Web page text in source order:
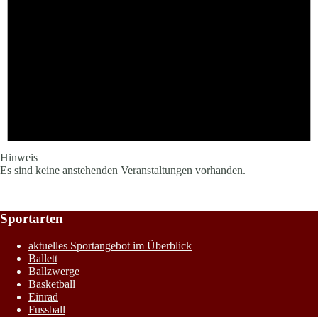
Hinweis
Es sind keine anstehenden Veranstaltungen vorhanden.
Sportarten
aktuelles Sportangebot im Überblick
Ballett
Ballzwerge
Basketball
Einrad
Fussball